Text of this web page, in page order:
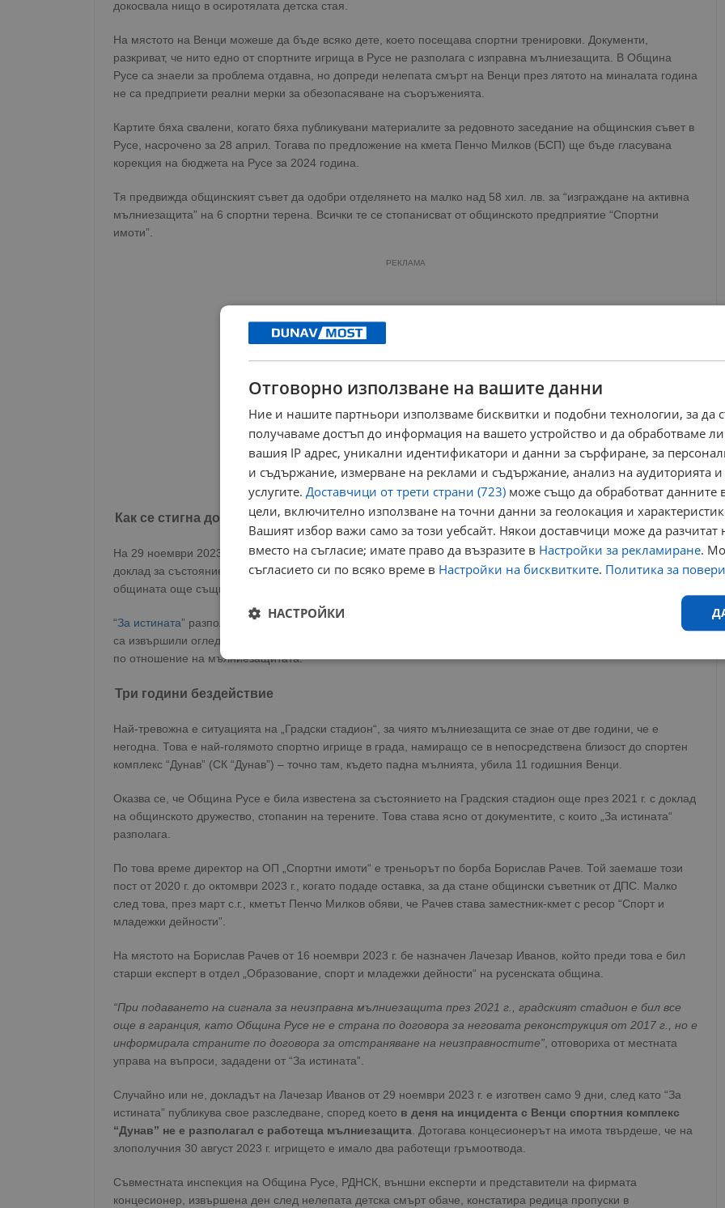
докосвала нищо в осиротялата детска стая.
На мястото на Венци можеше да бъде всяко дете, което посещава спортни тренировки. Документи,
разкриват, че нито едно от спортните игрища в Русе не разполага с изправна мълниезащита. В Община
Русе са знаели за проблема отдавна, но допреди нелепата смърт на Венци през лятото на миналата година
не са предприети реални мерки за обезопасяване на съоръженията.
Картите бяха свалени, когато бяха публикувани материалите за редовното заседание на общинския съвет в
Русе, насрочено за 28 април. Тогава по предложение на кмета Пенчо Милков (БСП) ще бъде гласувана
корекция на бюджета на Русе за 2024 година.
Тя предвижда общинският съвет да одобри отделянето на малко над 58 хил. лв. за “изграждане на активна
мълниезащита” на 6 спортни терена. Всички те се стопанисват от общинското предприятие “Спортни
имоти”.
РЕКЛАМА
Как се стигна дотук?
На 29 ноември 2023 г. директорът на дружеството Лачезар Иванов е изпратил до кмета Пенчо Милков
доклад за състоянието на мълниезащитата на общинските спортни обекти. Документът е регистриран в
общината още същия ден.
“За истината” разполага с копие, от доклада, от който става ясно, че през ноември м.г. общински служители
са извършили оглед на спортните бази в Русе. Изводът накратко – навсякъде са установени неизправности
по отношение на мълниезащитата.
Три години бездействие
Най-тревожна е ситуацията на „Градски стадион“, за чиято мълниезащита се знае от две години, че е
негодна. Това е най-голямото спортно игрище в града, намиращо се в непосредствена близост до спортен
комплекс “Дунав” (СК “Дунав”) – точно там, където падна мълнията, убила 11 годишния Венци.
Оказва се, че Община Русе е била известена за състоянието на Градския стадион още през 2021 г. с доклад
на общинското дружество, стопанин на терените. Това става ясно от документите, с които „За истината“
разполага.
По това време директор на ОП „Спортни имоти“ е треньорът по борба Борислав Рачев. Той заемаше този
пост от 2020 г. до октомври 2023 г., когато подаде оставка, за да стане общински съветник от ДПС. Малко
след това, през март с.г., кметът Пенчо Милков обяви, че Рачев става заместник-кмет с ресор “Спорт и
младежки дейности”.
На мястото на Борислав Рачев от 16 ноември 2023 г. бе назначен Лачезар Иванов, който преди това е бил
старши експерт в отдел „Образование, спорт и младежки дейности“ на русенската община.
“При подаването на сигнала за неизправна мълниезащита през 2021 г., градският стадион е бил все
още в гаранция, като Община Русе не е страна по договора за неговата реконструкция от 2017 г., но е
информирала страните по договора за отстраняване на неизправностите” , отговориха от местната
управа на въпроси, зададени от “За истината”.
Случайно или не, докладът на Лачезар Иванов от 29 ноември 2023 г. е изготвен само 9 дни, след като “За
истината” публикува свое разследване, според което в деня на инцидента с Венци спортния комплекс
“Дунав” не е разполагал с работеща мълниезащита . Дотогава концесионерът на имота твърдеше, че на
злополучния 30 август 2023 г. игрището е имало два работещи гръмоотвода.
Съвместната инспекция на Община Русе, РДНСК, външни експерти и представители на фирмата
концесионер, извършена ден след нелепата детска смърт обаче, констатира редица пропуски в
Отговорно използване на вашите данни
Ние и нашите партньори използваме бисквитки и подобни технологии, за да
получаваме достъп до информация на вашето устройство и да обработваме
вашия IP адрес, уникални идентификатори и данни за сърфиране, за
и съдържание, измерване на реклами и съдържание, анализ на аудиторията
услугите. Доставчици от трети страни (723) може също да обработват данните
цели, включително използване на точни данни за геолокация и
Вашият избор важи само за този уебсайт. Някои доставчици може да разчитат
вместо на съгласие; имате право да възразите в Настройки за рекламиране.
съгласието си по всяко време в Настройки на бисквитките. Политика за
НАСТРОЙКИ
Строго
Ефективност Таргетиране Функционалност
Строго необходимите бисквитки позволяват основната функционалност на уебсайта, като потребителско
Име Домейн
до
Описание
__RequestVerificationToken
Microsoft
Corporation
Сесия
Това е бисквитка против
приложения, изградени с помощта на
публикуване на съдържание на
информация за потребителя и се
на браузъра.
седмици
Тази бисквитка се използва за
потребителя и избора на
взаимодействие със сайта. Той
на посетителя по отношение на
настройки за поверителност, като
предпочитания се спазват в
__cf_bm
секунди
Тази бисквитка се използва за
валидни отчети за използването на
receive-cookie-deprecation .hit.gemius.pl
Тази бисквитка се използва, за да се
собственика на сайта за
получени от системата, осигуряване
адаптивност с развиващите се уеб
ASP.NET_SessionId
Corporation
Сесия
Тази бисквитка се задава от
информация за това как крайният